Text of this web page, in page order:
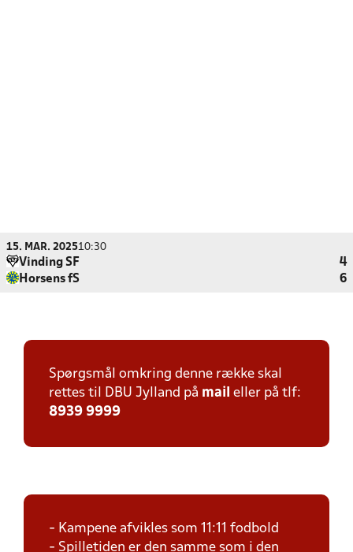
15. MAR. 202510:30
Vinding SF
4
Horsens fS
6
Spørgsmål omkring denne række skal
rettes til DBU Jylland på mail eller på tlf:
8939 9999
- Kampene afvikles som 11:11 fodbold
- Spilletiden er den samme som i den